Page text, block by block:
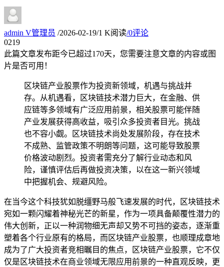
admin V管理员 /2026-02-19/1 K阅读/0评论
0219
此篇文章发布距今已超过170天，您需要注意文章的内容或图
片是否可用！
区块链产业股票作为投资新领域，机遇与挑战并
存。从机遇看，区块链技术潜力巨大，在金融、供
应链等多领域有广泛应用前景，相关股票可能伴随
产业发展获得高收益，吸引众多投资者目光。挑战
也不容小觑。区块链技术尚处发展阶段，存在技术
不成熟、监管政策不明朗等问题，这可能导致股票
价格波动剧烈。投资者需充分了解行业动态和风
险，谨慎评估后再做投资决策，以在这一新兴领域
中把握机会、规避风险。
在当今这个科技犹如脱缰野马般飞速发展的时代，区块链技术
宛如一颗闪耀着神秘光芒的新星，作为一项具备颠覆性潜力的
伟大创新，正以一种润物细无声却又势不可挡的姿态，逐渐重
塑着各个行业原有的格局，而区块链产业股票，也顺理成章地
成为了广大投资者竞相瞩目的焦点，区块链产业股票，它不仅
仅是区块链技术在商业领域无限应用前景的一种直观反映，更